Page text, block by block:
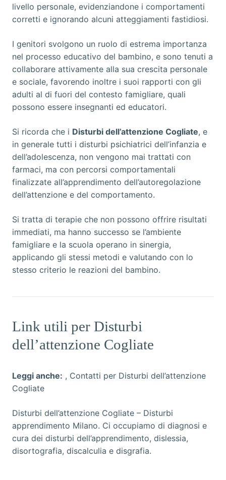
livello personale, evidenziandone i comportamenti
corretti e ignorando alcuni atteggiamenti fastidiosi.
I genitori svolgono un ruolo di estrema importanza
nel processo educativo del bambino, e sono tenuti a
collaborare attivamente alla sua crescita personale
e sociale, favorendo inoltre i suoi rapporti con gli
adulti al di fuori del contesto famigliare, quali
possono essere insegnanti ed educatori.
Si ricorda che i Disturbi dell’attenzione Cogliate, e
in generale tutti i disturbi psichiatrici dell’infanzia e
dell’adolescenza, non vengono mai trattati con
farmaci, ma con percorsi comportamentali
finalizzate all’apprendimento dell’autoregolazione
dell’attenzione e del comportamento.
Si tratta di terapie che non possono offrire risultati
immediati, ma hanno successo se l’ambiente
famigliare e la scuola operano in sinergia,
applicando gli stessi metodi e valutando con lo
stesso criterio le reazioni del bambino.
Link utili per Disturbi
dell’attenzione Cogliate
Leggi anche: , Contatti per Disturbi dell’attenzione
Cogliate
Disturbi dell’attenzione Cogliate – Disturbi
apprendimento Milano. Ci occupiamo di diagnosi e
cura dei disturbi dell’apprendimento, dislessia,
disortografia, discalculia e disgrafia.